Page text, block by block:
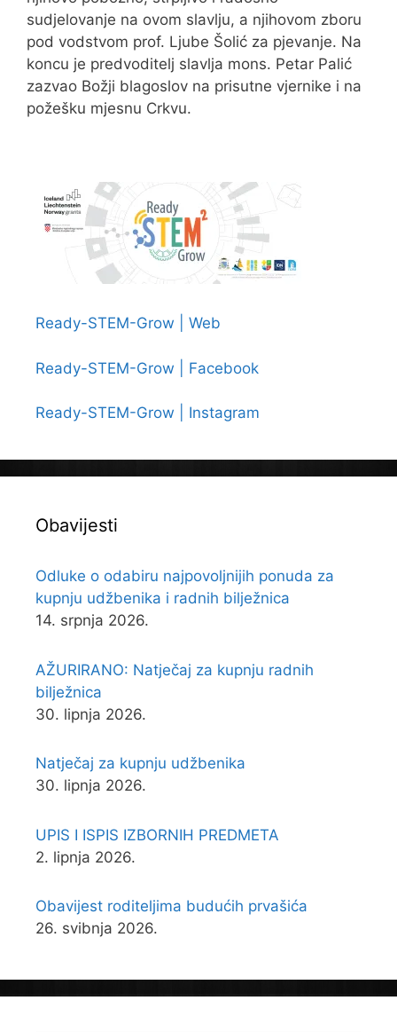
sudjelovanje na ovom slavlju, a njihovom zboru
pod vodstvom prof. Ljube Šolić za pjevanje. Na
koncu je predvoditelj slavlja mons. Petar Palić
zazvao Božji blagoslov na prisutne vjernike i na
požešku mjesnu Crkvu.
Ready-STEM-Grow | Web
Ready-STEM-Grow | Facebook
Ready-STEM-Grow | Instagram
Obavijesti
Odluke o odabiru najpovoljnijih ponuda za
kupnju udžbenika i radnih bilježnica
14. srpnja 2026.
AŽURIRANO: Natječaj za kupnju radnih
bilježnica
30. lipnja 2026.
Natječaj za kupnju udžbenika
30. lipnja 2026.
UPIS I ISPIS IZBORNIH PREDMETA
2. lipnja 2026.
Obavijest roditeljima budućih prvašića
26. svibnja 2026.